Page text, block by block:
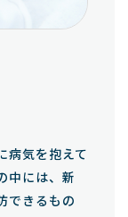
病気を抱えて
中には、新
できるもの